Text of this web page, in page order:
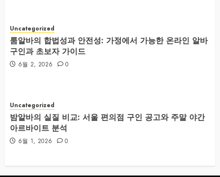
Uncategorized
룸알바의 합법성과 안전성: 가정에서 가능한 온라인 알바
구인과 초보자 가이드
6월 2, 2026 0
Uncategorized
밤알바의 실질 비교: 서울 편의점 구인 공고와 주말 야간
아르바이트 분석
6월 1, 2026 0